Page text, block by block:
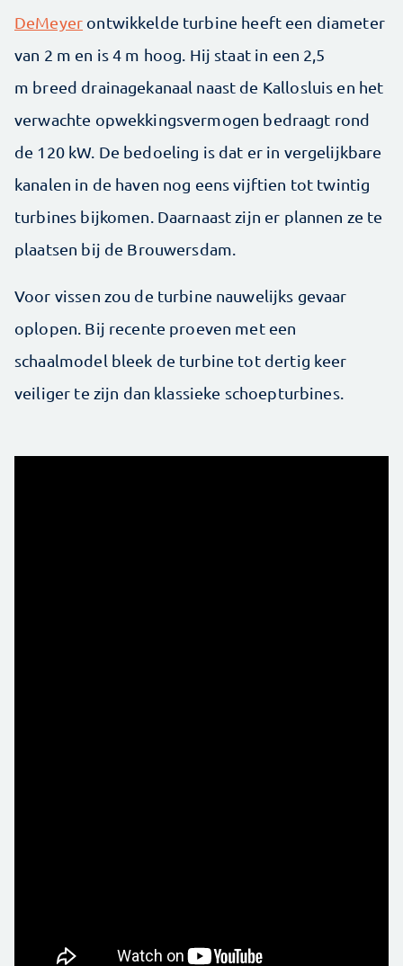
DeMeyer ontwikkelde turbine heeft een diameter
van 2 m en is 4 m hoog. Hij staat in een 2,5
m breed drainagekanaal naast de Kallosluis en het
verwachte opwekkingsvermogen bedraagt rond
de 120 kW. De bedoeling is dat er in vergelijkbare
kanalen in de haven nog eens vijftien tot twintig
turbines bijkomen. Daarnaast zijn er plannen ze te
plaatsen bij de Brouwersdam.
Voor vissen zou de turbine nauwelijks gevaar
oplopen. Bij recente proeven met een
schaalmodel bleek de turbine tot dertig keer
veiliger te zijn dan klassieke schoepturbines.